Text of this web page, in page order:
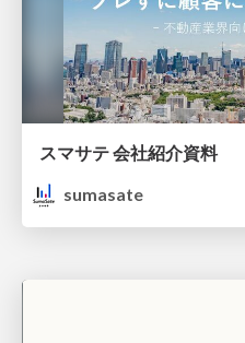
スマサテ 会社紹介資料
sumasate